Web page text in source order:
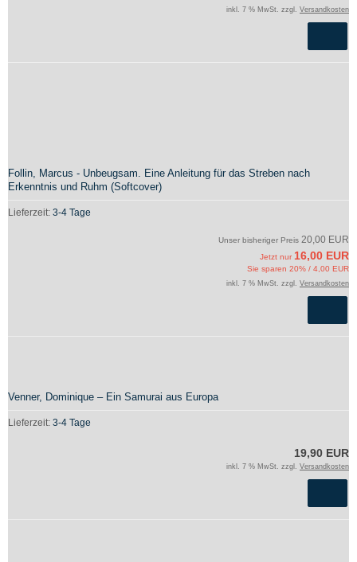
inkl. 7 % MwSt. zzgl. Versandkosten
Follin, Marcus - Unbeugsam. Eine Anleitung für das Streben nach
Erkenntnis und Ruhm (Softcover)
Lieferzeit: 3-4 Tage
Unser bisheriger Preis 20,00 EUR
Jetzt nur 16,00 EUR
Sie sparen 20% / 4,00 EUR
inkl. 7 % MwSt. zzgl. Versandkosten
Venner, Dominique – Ein Samurai aus Europa
Lieferzeit: 3-4 Tage
19,90 EUR
inkl. 7 % MwSt. zzgl. Versandkosten